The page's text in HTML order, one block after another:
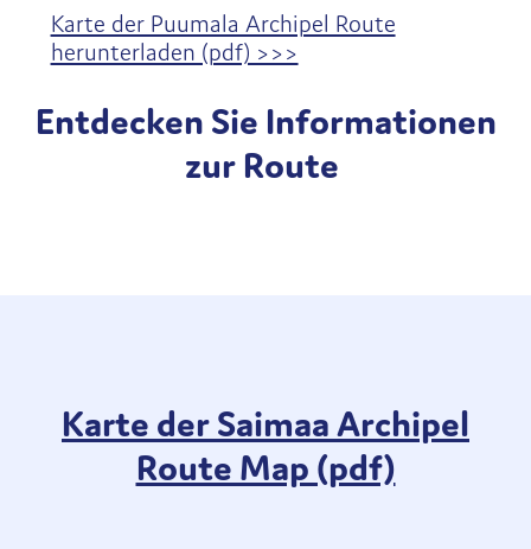
Karte der Puumala Archipel Route
herunterladen (pdf) >>>
Entdecken Sie Informationen
zur Route
Karte der Saimaa Archipel
Route Map (pdf)